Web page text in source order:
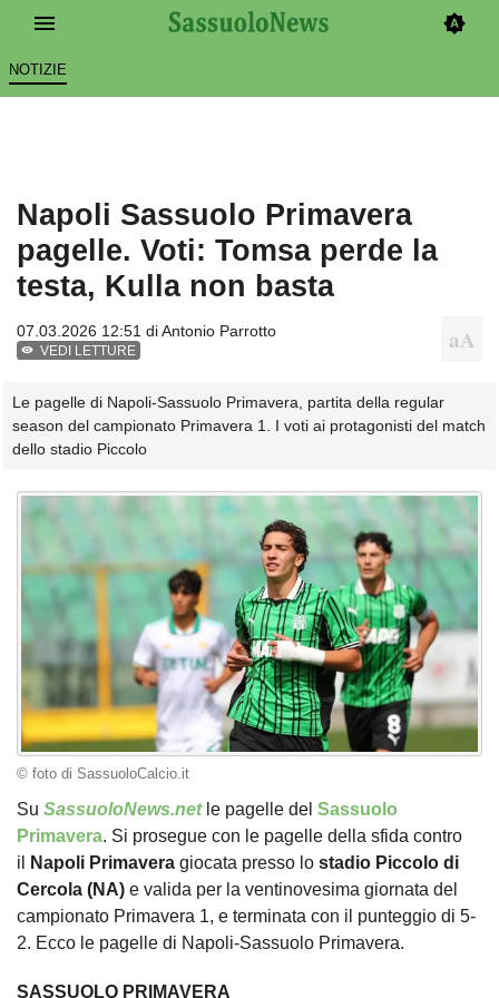
NOTIZIE
Napoli Sassuolo Primavera
pagelle. Voti: Tomsa perde la
testa, Kulla non basta
07.03.2026 12:51 diAntonio Parrotto
VEDI LETTURE
Le pagelle di Napoli-Sassuolo Primavera, partita della regular
season del campionato Primavera 1. I voti ai protagonisti del match
dello stadio Piccolo
© foto di SassuoloCalcio.it
Su SassuoloNews.netle pagelle del Sassuolo
Primavera. Si prosegue con le pagelle della sfida contro
il
Napoli Primavera giocata presso lo stadio Piccolo di
Cercola (NA) e valida per la ventinovesima giornata del
campionato Primavera 1, e terminata con il punteggio di 5-
2. Ecco le pagelle di Napoli-Sassuolo Primavera.
SASSUOLO PRIMAVERA